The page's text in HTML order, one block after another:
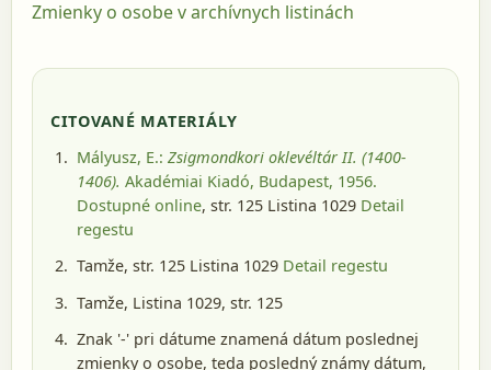
Zmienky o osobe v archívnych listinách
CITOVANÉ MATERIÁLY
Mályusz, E.: Zsigmondkori oklevéltár II. (1400-
1406). Akadémiai Kiadó, Budapest, 1956.
Dostupné online, str. 125 Listina 1029 Detail
regestu
Tamže, str. 125 Listina 1029 Detail regestu
Tamže, Listina 1029, str. 125
Znak '-' pri dátume znamená dátum poslednej
zmienky o osobe, teda posledný známy dátum,